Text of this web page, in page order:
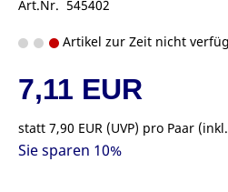
Art.Nr. 545402
Artikel zur Zeit nicht
7,11 EUR
statt 7,90 EUR (UVP) pro Paar
Sie sparen 10%